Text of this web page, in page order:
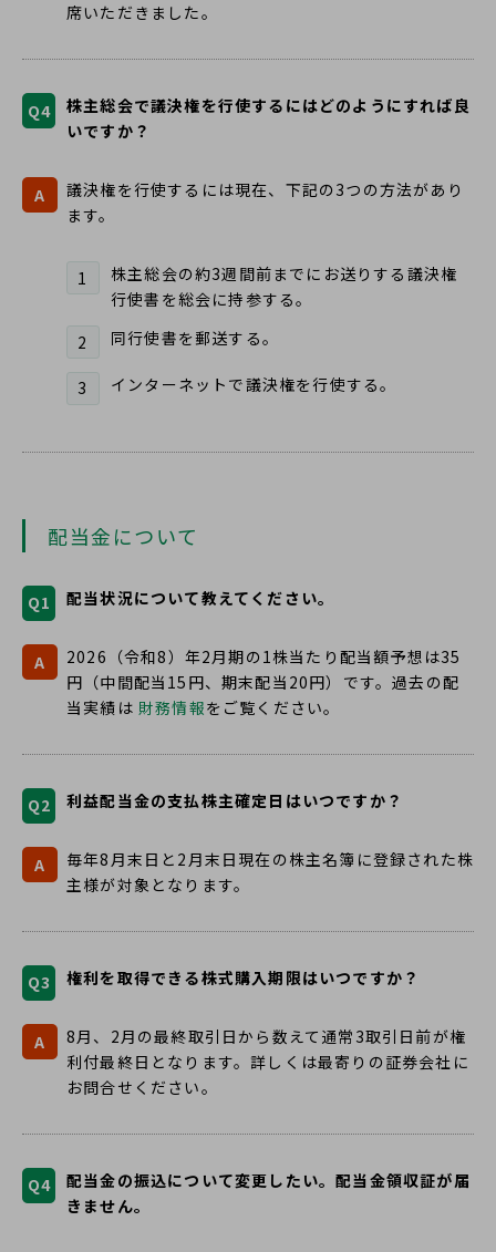
席いただきました。
Q4
株主総会で議決権を行使するにはどのようにすれば良
いですか？
A
議決権を行使するには現在、下記の3つの方法があり
ます。
1
株主総会の約3週間前までにお送りする議決権
行使書を総会に持参する。
2
同行使書を郵送する。
3 インターネットで議決権を行使する。
配当金について
Q1 配当状況について教えてください。
A
2026（令和8）年2月期の1株当たり配当額予想は35
円（中間配当15円、期末配当20円）です。過去の配
当実績は 財務情報をご覧ください。
Q2 利益配当金の支払株主確定日はいつですか？
A
毎年8月末日と2月末日現在の株主名簿に登録された株
主様が対象となります。
Q3 権利を取得できる株式購入期限はいつですか？
A
8月、2月の最終取引日から数えて通常3取引日前が権
利付最終日となります。詳しくは最寄りの証券会社に
お問合せください。
Q4
配当金の振込について変更したい。配当金領収証が届
きません。